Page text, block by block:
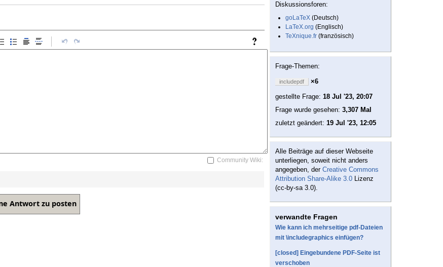
Community Wiki:
Diskussionsforen:
goLaTeX (Deutsch)
LaTeX.org (Englisch)
TeXnique.fr (französisch)
Frage-Themen:
includepdf
×6
gestellte Frage: 18 Jul '23, 20:07
Frage wurde gesehen: 3,307 Mal
zuletzt geändert: 19 Jul '23, 12:05
Alle Beiträge auf dieser Webseite
unterliegen, soweit nicht anders
angegeben, der Creative Commons
Attribution Share-Alike 3.0 Lizenz
(cc-by-sa 3.0).
verwandte Fragen
Wie kann ich mehrseitige pdf-Dateien
mit \includegraphics einfügen?
[closed] Eingebundene PDF-Seite ist
verschoben